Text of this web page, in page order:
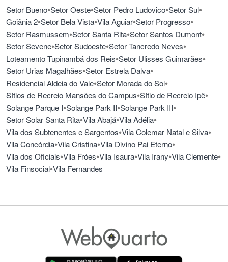
Setor Bueno•Setor Oeste•Setor Pedro Ludovico•Setor Sul•
Goiânia 2•Setor Bela Vista•Vila Aguiar•Setor Progresso•
Setor Rasmussem•Setor Santa Rita•Setor Santos Dumont•
Setor Sevene•Setor Sudoeste•Setor Tancredo Neves•
Loteamento Tupinambá dos Reis•Setor Ulisses Guimarães•
Setor Urias Magalhães•Setor Estrela Dalva•
Residencial Aldeia do Vale•Setor Morada do Sol•
Sítios de Recreio Mansões do Campus•Sítio de Recreio Ipê•
Solange Parque I•Solange Park II•Solange Park III•
Setor Solar Santa Rita•Vila Abajá•Vila Adélia•
Vila dos Subtenentes e Sargentos•Vila Colemar Natal e Silva•
Vila Concórdia•Vila Cristina•Vila Divino Pai Eterno•
Vila dos Oficiais•Vila Fróes•Vila Isaura•Vila Irany•Vila Clemente•
Vila Finsocial•Vila Fernandes